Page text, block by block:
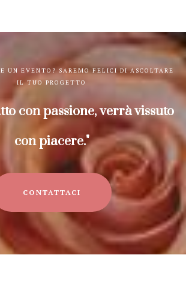
con passione, verrà vissuto
con piacere."
UN EVENTO? SAREMO FELICI DI ASCOLTARE
IL TUO PROGETTO
CONTATTACI